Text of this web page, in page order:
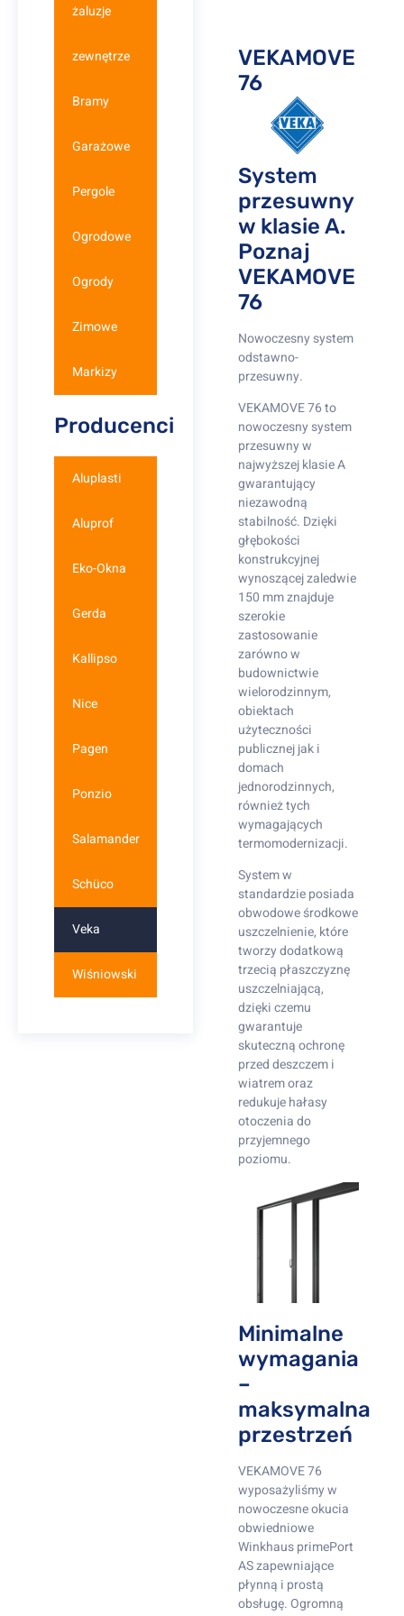
żaluzje
zewnętrze
Bramy
Garażowe
Pergole
Ogrodowe
Ogrody
Zimowe
Markizy
Producenci
Aluplasti
Aluprof
Eko-Okna
Gerda
Kallipso
Nice
Pagen
Ponzio
Salamander
Schüco
Veka
Wiśniowski
VEKAMOVE
76
System
przesuwny
w klasie A.
Poznaj
VEKAMOVE
76
Nowoczesny system
odstawno-
przesuwny.
VEKAMOVE 76 to
nowoczesny system
przesuwny w
najwyższej klasie A
gwarantujący
niezawodną
stabilność. Dzięki
głębokości
konstrukcyjnej
wynoszącej zaledwie
150 mm znajduje
szerokie
zastosowanie
zarówno w
budownictwie
wielorodzinnym,
obiektach
użyteczności
publicznej jak i
domach
jednorodzinnych,
również tych
wymagających
termomodernizacji.
System w
standardzie posiada
obwodowe środkowe
uszczelnienie, które
tworzy dodatkową
trzecią płaszczyznę
uszczelniającą,
dzięki czemu
gwarantuje
skuteczną ochronę
przed deszczem i
wiatrem oraz
redukuje hałasy
otoczenia do
przyjemnego
poziomu.
Minimalne
wymagania
–
maksymalna
przestrzeń
VEKAMOVE 76
wyposażyliśmy w
nowoczesne okucia
obwiedniowe
Winkhaus primePort
AS zapewniające
płynną i prostą
obsługę. Ogromną